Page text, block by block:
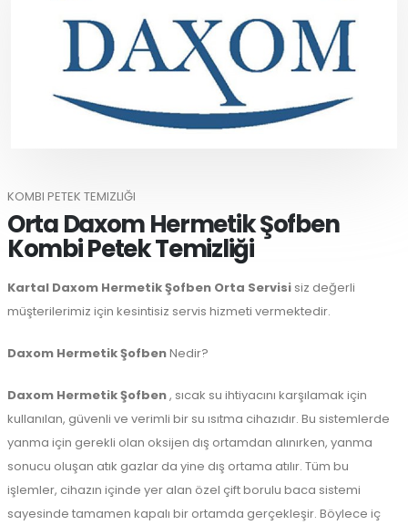
KOMBI PETEK TEMIZLIĞI
Orta Daxom Hermetik Şofben
Kombi Petek Temizliği
Kartal Daxom Hermetik Şofben Orta Servisi siz değerli
müşterilerimiz için kesintisiz servis hizmeti vermektedir.
Daxom Hermetik ŞofbenNedir?
Daxom Hermetik Şofben, sıcak su ihtiyacını karşılamak için
kullanılan, güvenli ve verimli bir su ısıtma cihazıdır. Bu sistemlerde
yanma için gerekli olan oksijen dış ortamdan alınırken, yanma
sonucu oluşan atık gazlar da yine dış ortama atılır. Tüm bu
işlemler, cihazın içinde yer alan özel çift borulu baca sistemi
sayesinde tamamen kapalı bir ortamda gerçekleşir. Böylece iç